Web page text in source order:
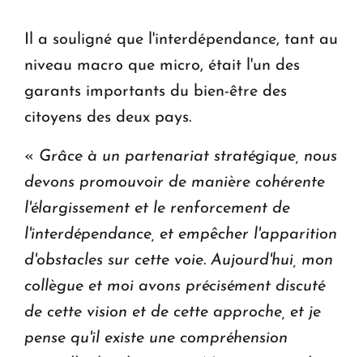
Il a souligné que l'interdépendance, tant au
niveau macro que micro, était l'un des
garants importants du bien-être des
citoyens des deux pays.
« Grâce à un partenariat stratégique, nous
devons promouvoir de manière cohérente
l'élargissement et le renforcement de
l'interdépendance, et empêcher l'apparition
d'obstacles sur cette voie. Aujourd'hui, mon
collègue et moi avons précisément discuté
de cette vision et de cette approche, et je
pense qu'il existe une compréhension